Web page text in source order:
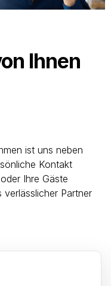
Ihnen
ist uns neben
Kontakt
Ihre Gäste
Partner